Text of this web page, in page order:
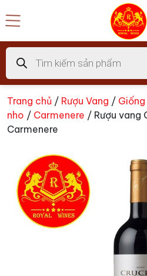
đến
dung
Tìm
kiếm
sản
phẩm
Trang chủ / Rượu Vang / Giống
nho / Carmenere / Rượu vang
Carmenere